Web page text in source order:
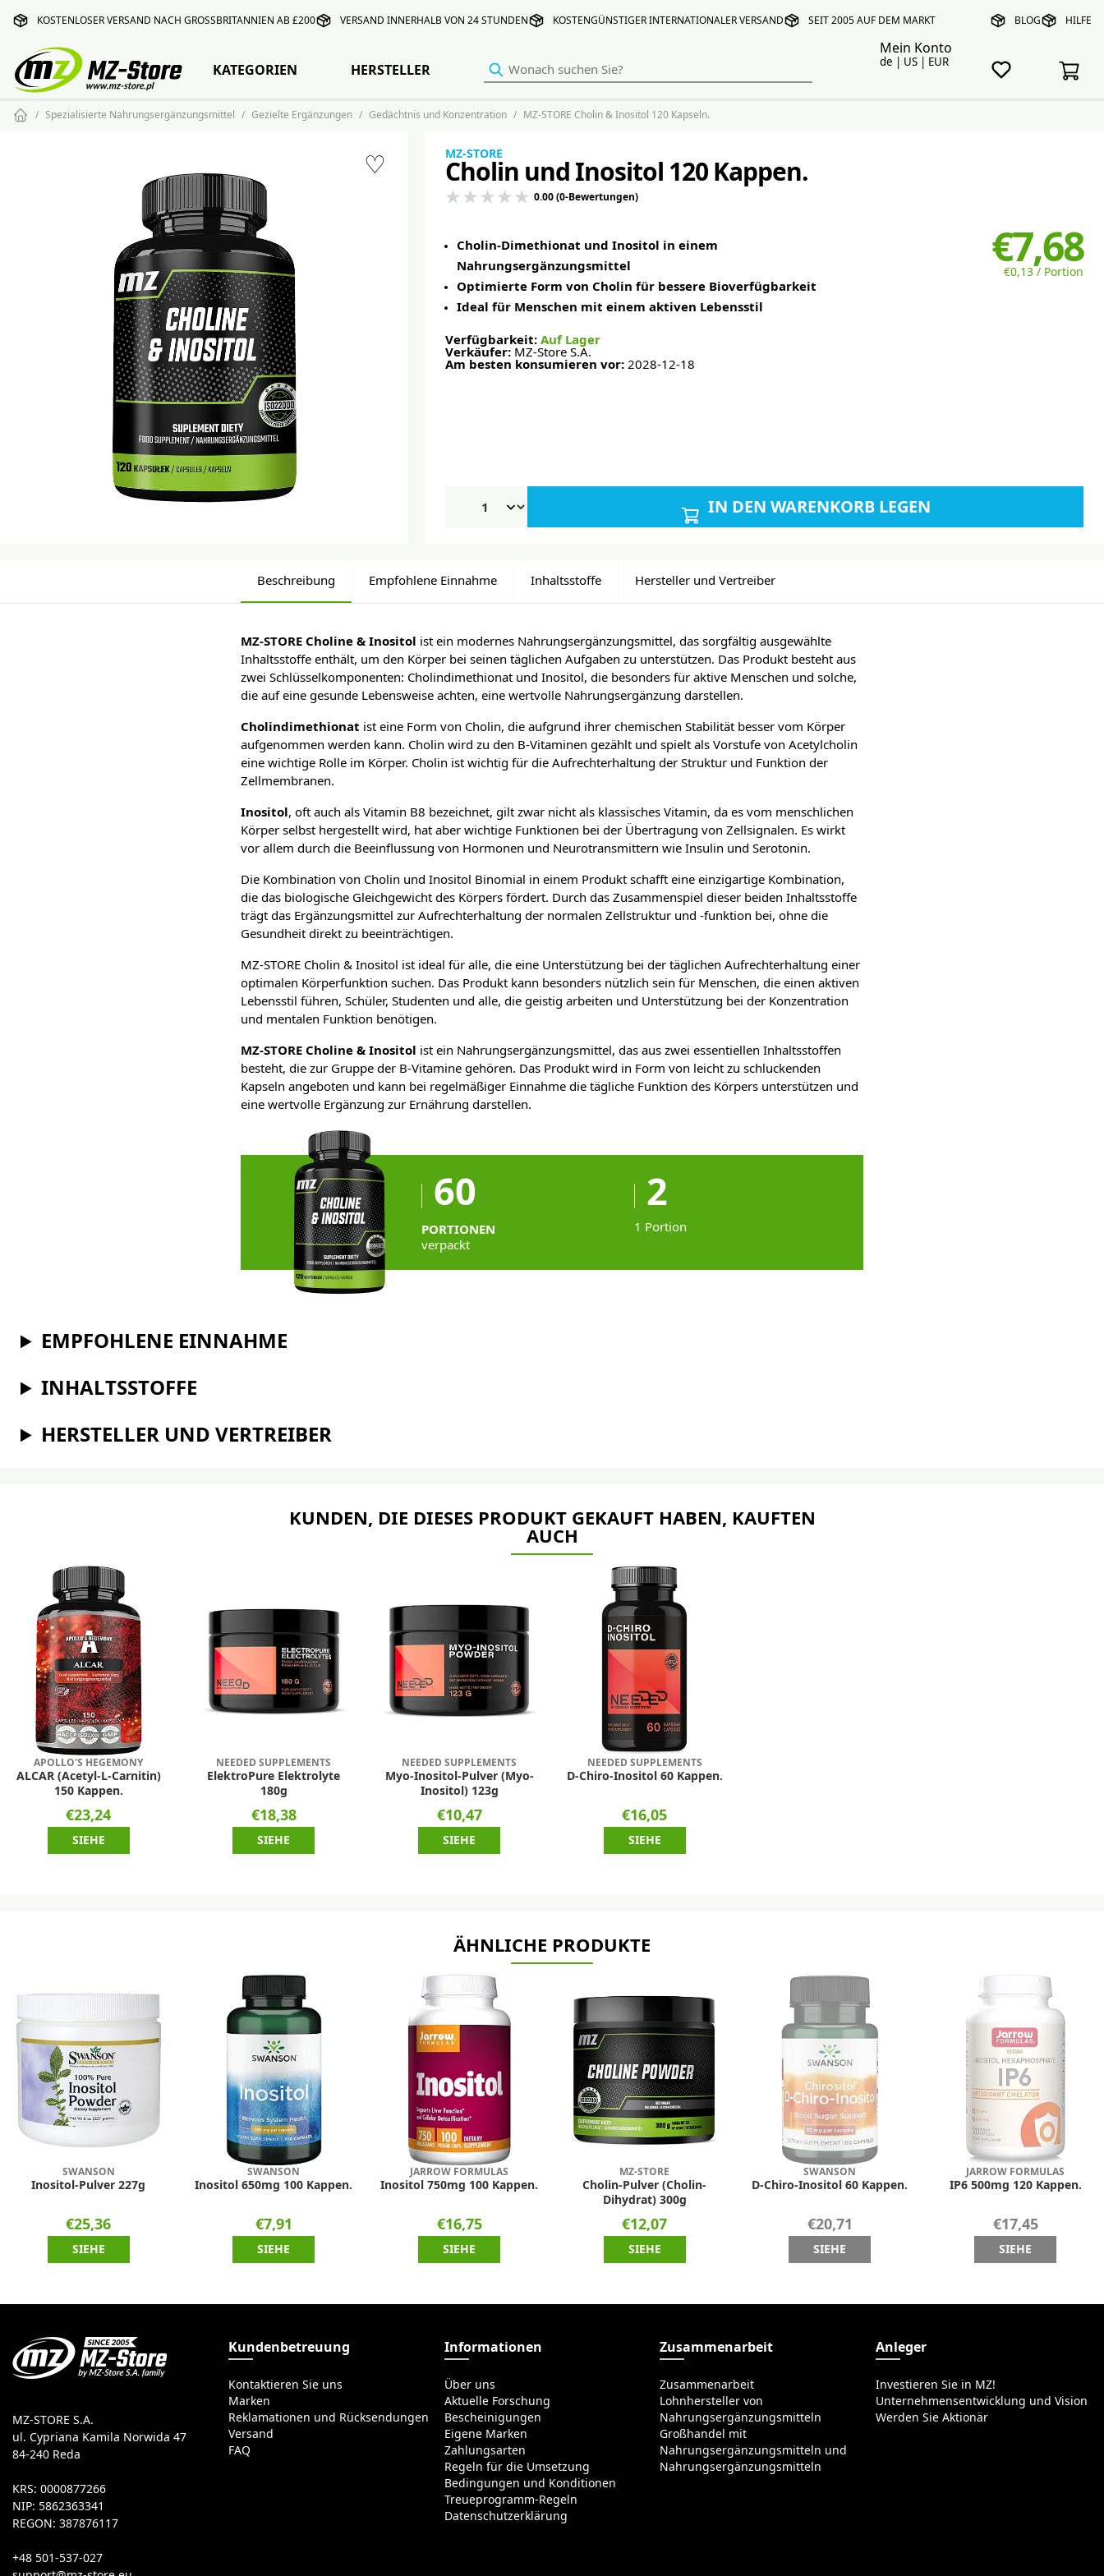
KOSTENLOSER VERSAND NACH GROSSBRITANNIEN AB £200 VERSAND INNERHALB VON 24 STUNDEN KOSTENGÜNSTIGER INTERNATIONALER VERSAND SEIT 2005 AUF DEM MARKT BLOG HILFE
Mein Konto
de | US | EUR
KATEGORIEN HERSTELLER
Spezialisierte Nahrungsergänzungsmittel Gezielte Ergänzungen Gedächtnis und Konzentration MZ-STORE Cholin & Inositol 120 Kapseln.
♡ MZ-STORE
Cholin und Inositol 120 Kappen.
0.00 (0-Bewertungen)
€7,68
€0,13 / Portion
Cholin-Dimethionat und Inositol in einem
Nahrungsergänzungsmittel
Optimierte Form von Cholin für bessere Bioverfügbarkeit
Ideal für Menschen mit einem aktiven Lebensstil
Verfügbarkeit: Auf Lager
Verkäufer: MZ-Store S.A.
Am besten konsumieren vor: 2028-12-18
IN DEN WARENKORB LEGEN
Beschreibung Empfohlene Einnahme Inhaltsstoffe Hersteller und Vertreiber
MZ-STORE Choline & Inositol
ist ein modernes Nahrungsergänzungsmittel, das sorgfältig ausgewählte
Inhaltsstoffe enthält, um den Körper bei seinen täglichen Aufgaben zu unterstützen. Das Produkt besteht aus
zwei Schlüsselkomponenten: Cholindimethionat und Inositol, die besonders für aktive Menschen und solche,
die auf eine gesunde Lebensweise achten, eine wertvolle Nahrungsergänzung darstellen.
Cholindimethionat ist eine Form von Cholin, die aufgrund ihrer chemischen Stabilität besser vom Körper
aufgenommen werden kann. Cholin wird zu den B-Vitaminen gezählt und spielt als Vorstufe von Acetylcholin
eine wichtige Rolle im Körper. Cholin ist wichtig für die Aufrechterhaltung der Struktur und Funktion der
Zellmembranen.
Inositol , oft auch als Vitamin B8 bezeichnet, gilt zwar nicht als klassisches Vitamin, da es vom menschlichen
Körper selbst hergestellt wird, hat aber wichtige Funktionen bei der Übertragung von Zellsignalen. Es wirkt
vor allem durch die Beeinflussung von Hormonen und Neurotransmittern wie Insulin und Serotonin.
Die Kombination von Cholin und Inositol Binomial in einem Produkt schafft eine einzigartige Kombination,
die das biologische Gleichgewicht des Körpers fördert. Durch das Zusammenspiel dieser beiden Inhaltsstoffe
trägt das Ergänzungsmittel zur Aufrechterhaltung der normalen Zellstruktur und -funktion bei, ohne die
Gesundheit direkt zu beeinträchtigen.
MZ-STORE Cholin & Inositol ist ideal für alle, die eine Unterstützung bei der täglichen Aufrechterhaltung einer
optimalen Körperfunktion suchen. Das Produkt kann besonders nützlich sein für Menschen, die einen aktiven
Lebensstil führen, Schüler, Studenten und alle, die geistig arbeiten und Unterstützung bei der Konzentration
und mentalen Funktion benötigen.
MZ-STORE Choline & Inositol
ist ein Nahrungsergänzungsmittel, das aus zwei essentiellen Inhaltsstoffen
besteht, die zur Gruppe der B-Vitamine gehören. Das Produkt wird in Form von leicht zu schluckenden
Kapseln angeboten und kann bei regelmäßiger Einnahme die tägliche Funktion des Körpers unterstützen und
eine wertvolle Ergänzung zur Ernährung darstellen.
60
PORTIONEN
verpackt
2
1 Portion
EMPFOHLENE EINNAHME
INHALTSSTOFFE
HERSTELLER UND VERTREIBER
KUNDEN, DIE DIESES PRODUKT GEKAUFT HABEN, KAUFTEN
AUCH
APOLLO'S HEGEMONY
ALCAR (Acetyl-L-Carnitin)
150 Kappen.
€23,24
SIEHE
NEEDED SUPPLEMENTS
ElektroPure Elektrolyte
180g
€18,38
SIEHE
NEEDED SUPPLEMENTS
Myo-Inositol-Pulver (Myo-
Inositol) 123g
€10,47
SIEHE
NEEDED SUPPLEMENTS
D-Chiro-Inositol 60 Kappen.
€16,05
SIEHE
ÄHNLICHE PRODUKTE
SWANSON
Inositol-Pulver 227g
€25,36
SIEHE
SWANSON
Inositol 650mg 100 Kappen.
€7,91
SIEHE
JARROW FORMULAS
Inositol 750mg 100 Kappen.
€16,75
SIEHE
MZ-STORE
Cholin-Pulver (Cholin-
Dihydrat) 300g
€12,07
SIEHE
SWANSON
D-Chiro-Inositol 60 Kappen.
€20,71
SIEHE
JARROW FORMULAS
IP6 500mg 120 Kappen.
€17,45
SIEHE
MZ-STORE S.A.
ul. Cypriana Kamila Norwida 47
84-240 Reda
KRS: 0000877266
NIP: 5862363341
REGON: 387876117
+48 501-537-027
Kundenbetreuung
Kontaktieren Sie uns
Marken
Reklamationen und Rücksendungen
Versand
FAQ
Informationen
Über uns
Aktuelle Forschung
Bescheinigungen
Eigene Marken
Zahlungsarten
Regeln für die Umsetzung
Bedingungen und Konditionen
Treueprogramm-Regeln
Datenschutzerklärung
Zusammenarbeit
Zusammenarbeit
Lohnhersteller von
Nahrungsergänzungsmitteln
Großhandel mit
Nahrungsergänzungsmitteln und
Nahrungsergänzungsmitteln
Anleger
Investieren Sie in MZ!
Unternehmensentwicklung und Vision
Werden Sie Aktionär